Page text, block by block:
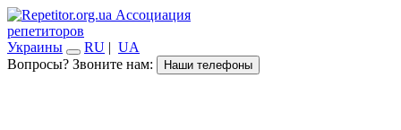
Ассоциация
репетиторов
Украины
RU | UA
Вопросы? Звоните нам:
Наши телефоны